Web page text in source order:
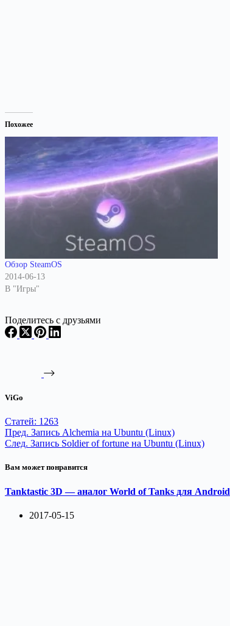
Похожее
Обзор SteamOS
2014-06-13
В "Игры"
Поделитесь с друзьями
ViGo
Статей: 1263
Пред. Запись Alchemia на Ubuntu (Linux)
След. Запись Soldier of fortune на Ubuntu (Linux)
Вам может понравится
Tanktastic 3D — аналог World of Tanks для Android
2017-05-15